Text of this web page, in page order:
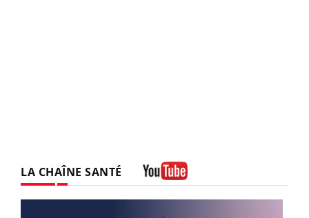
LA CHAÎNE SANTÉ